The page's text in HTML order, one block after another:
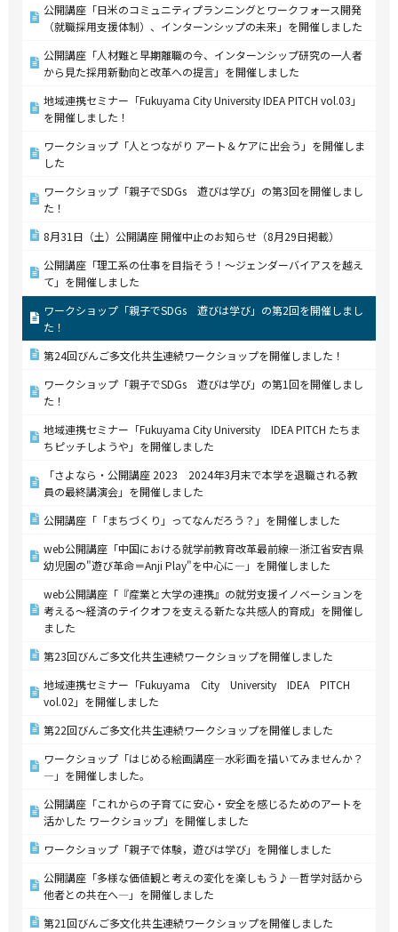
公開講座「日米のコミュニティプランニングとワークフォース開発
（就職採用支援体制）、インターンシップの未来」を開催しました
公開講座「人材難と早期離職の今、インターンシップ研究の一人者
から見た採用新動向と改革への提言」を開催しました
地域連携セミナー「Fukuyama City University IDEA PITCH vol.03」
を開催しました！
ワークショップ「人とつながり アート＆ケアに出会う」を開催しま
した
ワークショップ「親子でSDGs 遊びは学び」の第3回を開催しまし
た！
8月31日（土）公開講座 開催中止のお知らせ（8月29日掲載）
公開講座「理工系の仕事を目指そう！～ジェンダーバイアスを越え
て」を開催しました
ワークショップ「親子でSDGs 遊びは学び」の第2回を開催しまし
た！
第24回びんご多文化共生連続ワークショップを開催しました！
ワークショップ「親子でSDGs 遊びは学び」の第1回を開催しまし
た！
地域連携セミナー「Fukuyama City University IDEA PITCH たちま
ちピッチしようや」を開催しました
「さよなら・公開講座 2023 2024年3月末で本学を退職される教
員の最終講演会」を開催しました
公開講座「「まちづくり」ってなんだろう？」を開催しました
web公開講座「中国における就学前教育改革最前線―浙江省安吉県
幼児園の"遊び革命＝Anji Play"を中心に―」を開催しました
web公開講座「『産業と大学の連携』の就労支援イノベーションを
考える～経済のテイクオフを支える新たな共感人的育成」を開催し
ました
第23回びんご多文化共生連続ワークショップを開催しました
地域連携セミナー「Fukuyama City University IDEA PITCH
vol.02」を開催しました
第22回びんご多文化共生連続ワークショップを開催しました
ワークショップ「はじめる絵画講座―水彩画を描いてみませんか？
―」を開催しました。
公開講座「これからの子育てに安心・安全を感じるためのアートを
活かした ワークショップ」を開催しました
ワークショップ「親子で体験，遊びは学び」を開催しました
公開講座「多様な価値観と考えの変化を楽しもう♪―哲学対話から
他者との共在へ―」を開催しました
第21回びんご多文化共生連続ワークショップを開催しました